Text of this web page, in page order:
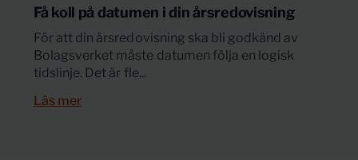
Få koll på datumen i din årsredovisning
För att din årsredovisning ska bli godkänd av
Bolagsverket måste datumen följa en logisk
tidslinje. Det är fle...
Läs mer